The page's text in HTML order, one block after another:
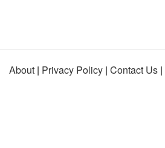
About | Privacy Policy | Contact Us |